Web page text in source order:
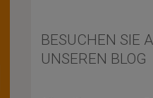
BESUCHEN SIE
UNSEREN BLOG